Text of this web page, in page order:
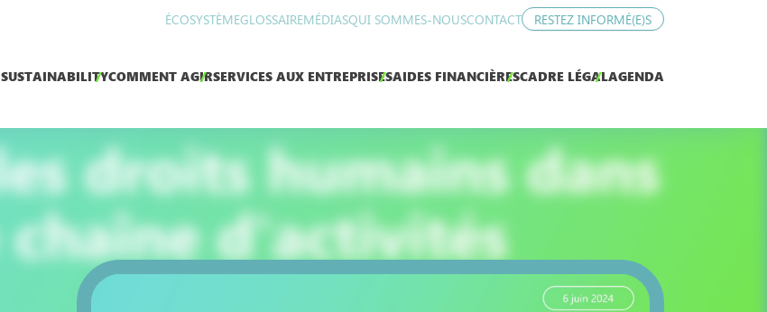
ÉCOSYSTÈMEGLOSSAIREMÉDIASQUI SOMMES-NOUSCONTACT RESTEZ INFORMÉ(E)S
SUSTAINABILITYCOMMENT AGIRSERVICES AUX ENTREPRISESAIDES FINANCIÈRESCADRE LÉGALAGENDA